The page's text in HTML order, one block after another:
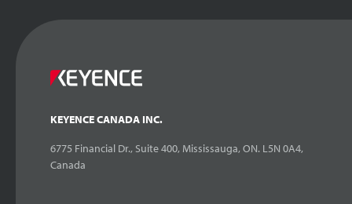
KEYENCE CANADA INC.
6775 Financial Dr., Suite 400, Mississauga, ON. L5N 0A4,
Canada